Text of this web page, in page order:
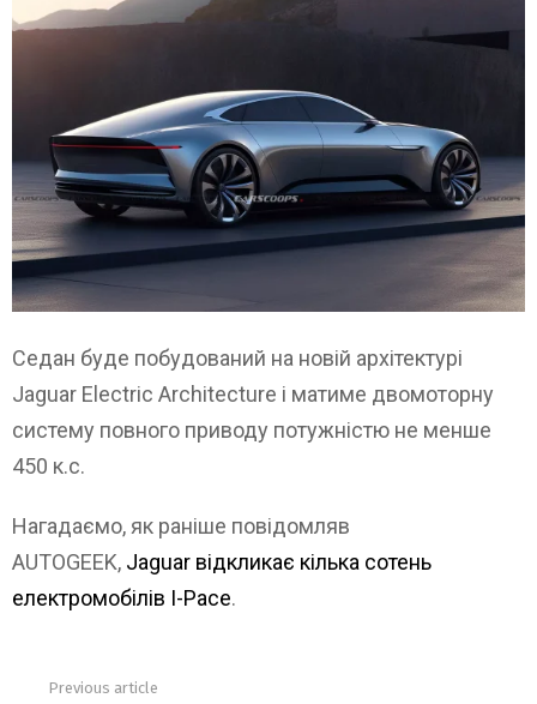
Седан буде побудований на новій архітектурі
Jaguar Electric Architecture і матиме двомоторну
систему повного приводу потужністю не менше
450 к.с.
Нагадаємо, як раніше повідомляв
AUTOGEEK, Jaguar відкликає кілька сотень
електромобілів I-Pace.
Previous article